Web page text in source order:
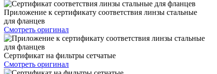
Приложение к сертификату соответствия линзы стальные
для фланцев
Смотреть оригинал
Сертификат на фильтры сетчатые
Смотреть оригинал